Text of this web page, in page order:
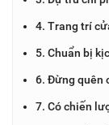
4. Trang trí
5. Chuẩn bị
6. Đừng quên
7. Có chiến